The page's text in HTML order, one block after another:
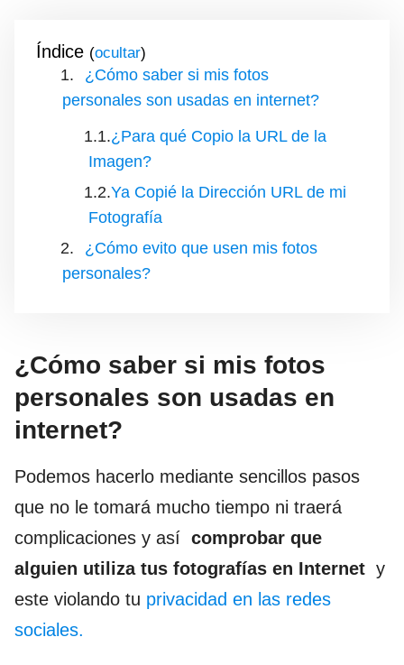
Índice ( )
¿Cómo saber si mis fotos
personales son usadas en internet?
¿Para qué Copio la URL de la
Imagen?
Ya Copié la Dirección URL de mi
Fotografía
¿Cómo evito que usen mis fotos
personales?
¿Cómo saber si mis fotos
personales son usadas en
internet?
Podemos hacerlo mediante sencillos pasos
que no le tomará mucho tiempo ni traerá
complicaciones y así comprobar que
alguien utiliza tus fotografías en Internet y
este violando tu privacidad en las redes
sociales.